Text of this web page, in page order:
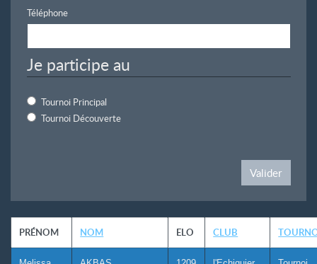
Téléphone
Je participe au
Tournoi Principal
Tournoi Découverte
Valider
PRÉNOM NOM ELO CLUB